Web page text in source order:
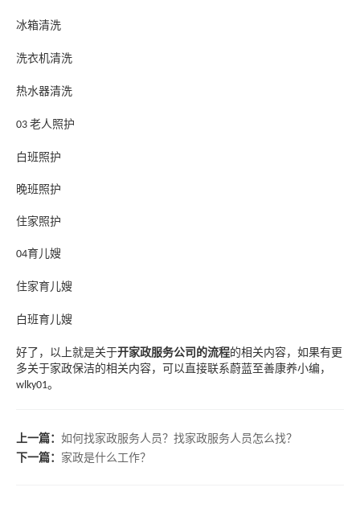
冰箱清洗
洗衣机清洗
热水器清洗
03 老人照护
白班照护
晚班照护
住家照护
04育儿嫂
住家育儿嫂
白班育儿嫂
好了，以上就是关于开家政服务公司的流程的相关内容，如果有更
多关于家政保洁的相关内容，可以直接联系蔚蓝至善康养小编，
wlky01。
上一篇： 如何找家政服务人员？找家政服务人员怎么找？
下一篇： 家政是什么工作？